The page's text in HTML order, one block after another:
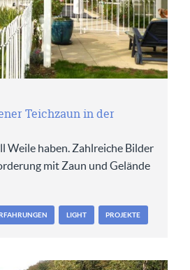
Teichzaun in der
Weile haben. Zahlreiche Bilder
mit Zaun und Gelände
LIGHT PROJEKTE